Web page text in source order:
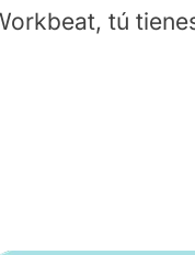
tú